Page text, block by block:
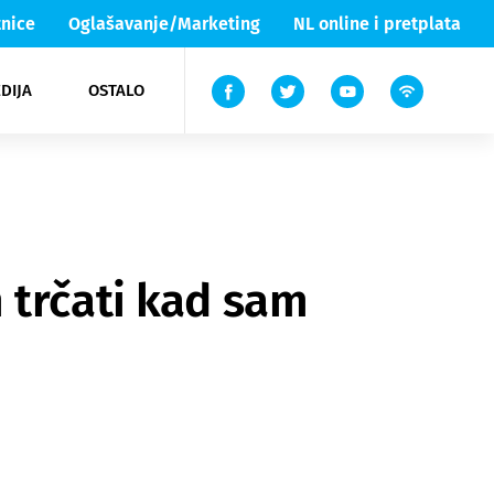
Oglašavanje/Marketing NL online i pretplata
OSTALO
Lika & Senj
TV
trčati kad sam